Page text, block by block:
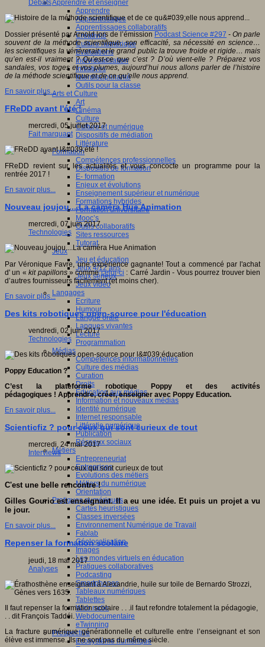
Apprendre et enseigner
Apprendre
Apprentissages
Apprentissages collaboratifs
Créativité
Culture numérique
Evaluations
Individualisation
Initiatives
Interdisciplinarité
Outils pour la classe
Arts et Culture
Art
Cinéma
Culture
Culture et numérique
Dispositifs de médiation
Littérature
Formation
Compétences professionnelles
Dispositifs de formation
E- formation
Enjeux et évolutions
Enseignement supérieur et numérique
Formations hybrides
Formation universitaire
Mooc’s
Outils collaboratifs
Sites ressources
Tutorat
Jeux
Jeu et éducation
Jeux 4/12 ans
Jeux sérieux
Jeux vidéo
Langages
Ecriture
Humour
Langue orale
Langues vivantes
Lecture
Programmation
Médias
Compétences informationnelles
Culture des médias
Curation
Droits
Education aux médias
Information et nouveaux médias
Identité numérique
Internet responsable
Littératie numérique
Publication
Réseaux sociaux
Métiers
Entrepreneuriat
Entreprises
Evolutions des métiers
Métiers du numérique
Orientation
Pratiques numériques
Cartes heuristiques
Classes inversées
Environnement Numérique de Travail
Fablab
Géolocalisation
Images
Les mondes virtuels en éducation
Pratiques collaboratives
Podcasting
Smartphones
Tableaux numériques
Tablettes
Web radio
Webdocumentaire
eTwinning
Prospective
Ecosystème numérique
Débats
Dossier présenté par Arnold lors de l’émission Podcast Science #297 - On parle
souvent de la méthode scientifique, son efficacité, sa nécessité en science…
les scientifiques la vénèrerait et le grand public la trouve froide et rigide… mais
qu’en est-il vraiment ? Qu’est-ce que c’est ? D’où vient-elle ? Préparez vos
sandales, vos toges et vos plumes, aujourd’hui nous allons parler de l’histoire
de la méthode scientifique et de ce qu’elle nous apprend.
En savoir plus...
FReDD avant l'été !
mercredi, 05 juillet 2017
Fait marquant
FReDD revient sur les actualités et vous concocte un programme pour la
rentrée 2017 !
En savoir plus...
Nouveau joujou....La caméra Hue Animation
mercredi, 07 juin 2017
Technologies
Par Véronique Favre, une expérience gagnante! Tout a commencé par l'achat
d' un «kit papillons» commecelui-ci : Carré Jardin - Vous pourrez trouver bien
d’autres fournisseurs facilement (et moins cher).
En savoir plus...
Des kits robotiques open-source pour l'éducation
vendredi, 02 juin 2017
Technologies
Poppy Education ?
C’est la plateforme robotique Poppy et des activités
pédagogiques ! Apprendre, créer, enseigner avec Poppy Education.
En savoir plus...
Scienticfiz ? pour ceux qui sont curieux de tout
mercredi, 24 mai 2017
Interviews
C'est une belle rencontre !
Gilles Gourio est enseignant. Il a eu une idée. Et puis un projet a vu
le jour.
En savoir plus...
Repenser la formation scolaire
jeudi, 18 mai 2017
Analyses
Il faut repenser la formation scolaire . . .il faut refondre totalement la pédagogie,
. . dit François Taddéi.
La fracture numérique générationnelle et culturelle entre l’enseignant et son
élève est immense. Ils ne sont pas du même siècle.